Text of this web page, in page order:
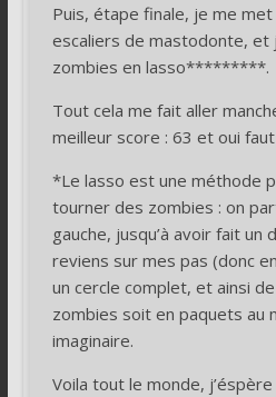
Puis, étape finale, je me
escaliers de mastodonte, et
zombies en lasso*********.
Tout cela me fait aller
meilleur score : 63 et oui
*Le lasso est une méthode
tourner des zombies : on
gauche, jusqu’à avoir fait un
reviens sur mes pas (donc
un cercle complet, et ainsi
zombies soit en paquets au
imaginaire.
Voila tout le monde,